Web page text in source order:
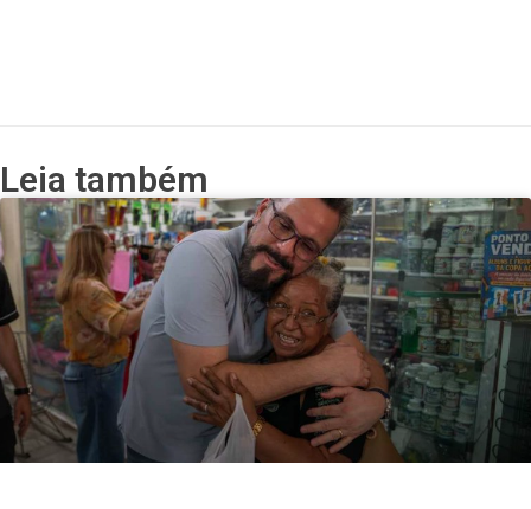
Leia também